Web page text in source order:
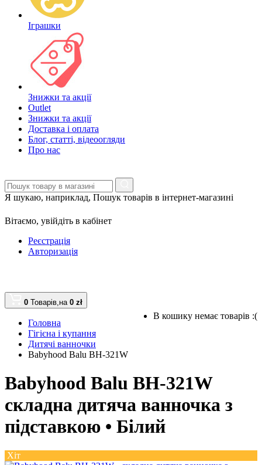
Іграшки
Знижки та акції
Outlet
Знижки та акції
Доставка і оплата
Блог, статті, відеоогляди
Про нас
Я шукаю, наприклад, Пошук товарів в інтернет-магазині
Вітаємо, увійдіть в кабінет
Реєстрація
Авторизація
0 Товарів,на 0 zł
В кошику немає товарів :(
Головна
Гігієна і купання
Дитячі ванночки
Babyhood Balu BH-321W
Babyhood Balu BH-321W
складна дитяча ванночка з
підставкою • Білий
Хіт